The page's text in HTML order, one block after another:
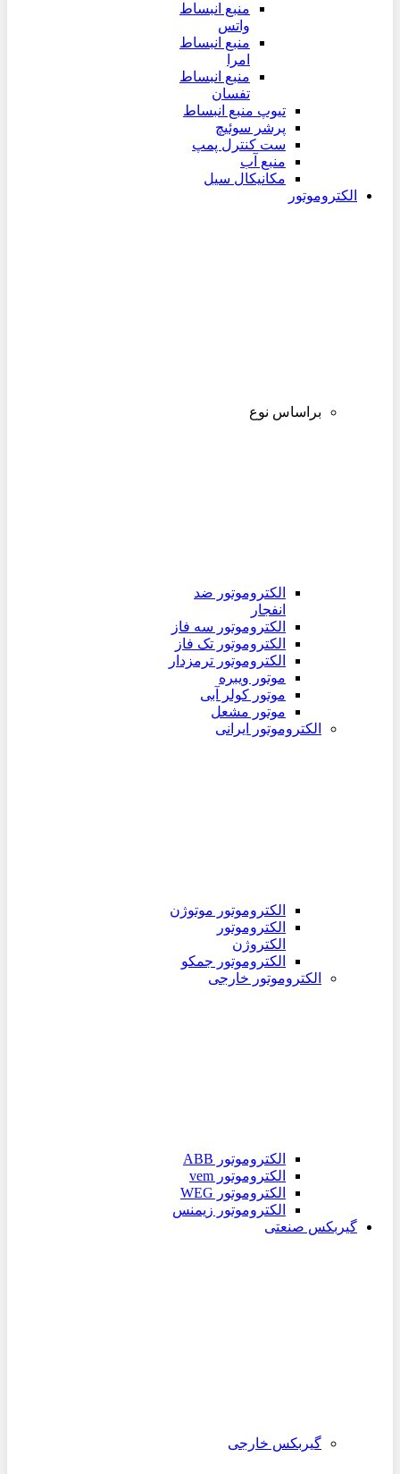
منبع انبساط
واتس
منبع انبساط
امرا
منبع انبساط
تفسان
تیوپ منبع انبساط
پرشر سوئیچ
ست کنترل پمپ
منبع آب
مکانیکال سیل
الکتروموتور
براساس نوع
الکتروموتور ضد
انفجار
الکتروموتور سه فاز
الکتروموتور تک فاز
الکتروموتور ترمزدار
موتور ویبره
موتور کولر آبی
موتور مشعل
الکتروموتور ایرانی
الکتروموتور موتوژن
الکتروموتور
الکتروژن
الکتروموتور جمکو
الکتروموتور خارجی
الکتروموتور ABB
الکتروموتور vem
الکتروموتور WEG
الکتروموتور زیمنس
گیربکس صنعتی
گیربکس خارجی